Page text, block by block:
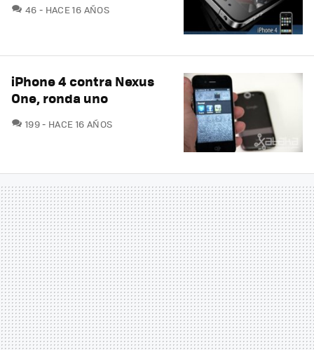
46 COMENTARIOS
HACE 16 AÑOS
iPhone 4 contra Nexus
One, ronda uno
199COMENTARIOS
HACE 16 AÑOS